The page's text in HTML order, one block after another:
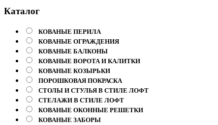
Каталог
КОВАНЫЕ ПЕРИЛА
КОВАНЫЕ ОГРАЖДЕНИЯ
КОВАНЫЕ БАЛКОНЫ
КОВАНЫЕ ВОРОТА И КАЛИТКИ
КОВАНЫЕ КОЗЫРЬКИ
ПОРОШКОВАЯ ПОКРАСКА
СТОЛЫ И СТУЛЬЯ В СТИЛЕ ЛОФТ
СТЕЛАЖИ В СТИЛЕ ЛОФТ
КОВАНЫЕ ОКОННЫЕ РЕШЕТКИ
КОВАНЫЕ ЗАБОРЫ